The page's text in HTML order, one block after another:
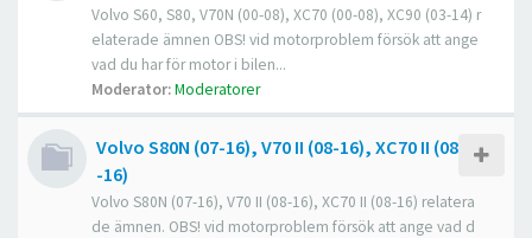
Volvo S60, S80, V70N (00-08), XC70 (00-08), XC90 (03-14) r
elaterade ämnen OBS! vid motorproblem försök att ange
vad du har för motor i bilen...
Moderator:Moderatorer
Volvo S80N (07-16), V70 II (08-16), XC70 II (08
-16)
Volvo S80N (07-16), V70 II (08-16), XC70 II (08-16) relatera
de ämnen. OBS! vid motorproblem försök att ange vad d